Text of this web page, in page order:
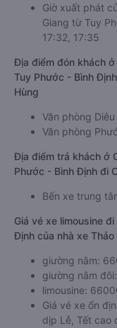
Giờ xuất phát
Giang từ Tuy
17:32, 17:35
Địa điểm đón khách
Tuy Phước - Bình
Hùng
Văn phòng Diêu
Văn phòng
Địa điểm trả khách ở
Phước - Bình Định đi
Bến xe trung
Giá vé xe limousine
Định của nhà xe Thảo
giường nằm:
giường nằm
limousine:
Giá vé xe ổn
dịp Lễ, Tết cao